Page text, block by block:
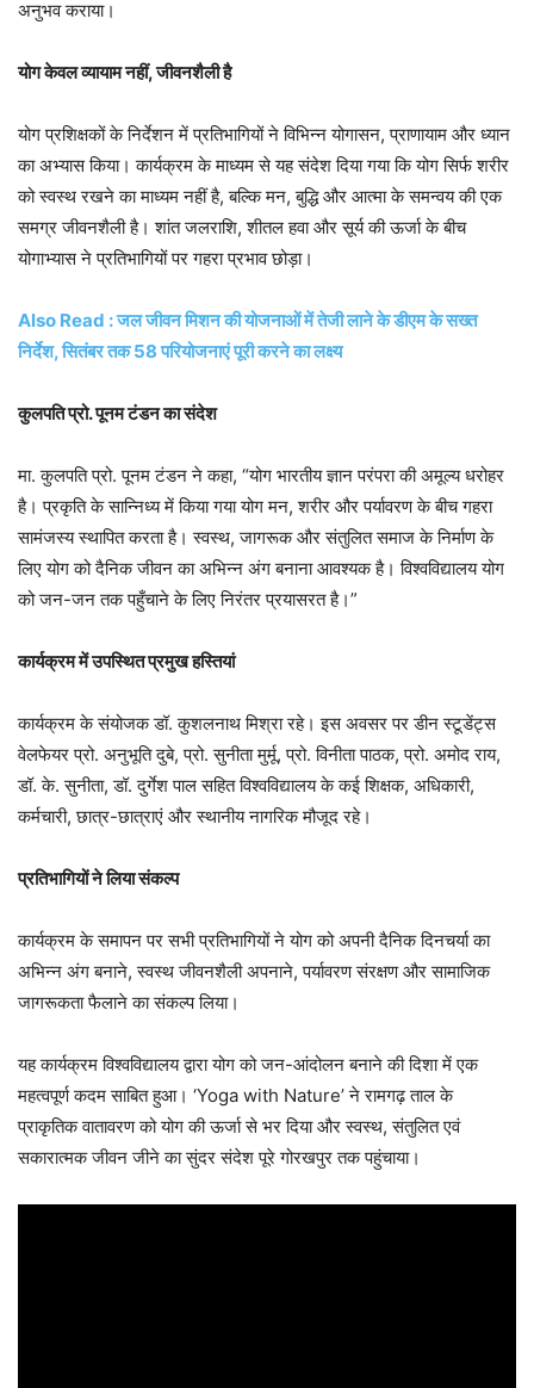
अनुभव कराया।
योग केवल व्यायाम नहीं, जीवनशैली है
योग प्रशिक्षकों के निर्देशन में प्रतिभागियों ने विभिन्न योगासन, प्राणायाम और ध्यान
का अभ्यास किया। कार्यक्रम के माध्यम से यह संदेश दिया गया कि योग सिर्फ शरीर
को स्वस्थ रखने का माध्यम नहीं है, बल्कि मन, बुद्धि और आत्मा के समन्वय की एक
समग्र जीवनशैली है। शांत जलराशि, शीतल हवा और सूर्य की ऊर्जा के बीच
योगाभ्यास ने प्रतिभागियों पर गहरा प्रभाव छोड़ा।
Also Read : जल जीवन मिशन की योजनाओं में तेजी लाने के डीएम के सख्त
निर्देश, सितंबर तक 58 परियोजनाएं पूरी करने का लक्ष्य
कुलपति प्रो. पूनम टंडन का संदेश
मा. कुलपति प्रो. पूनम टंडन ने कहा, “योग भारतीय ज्ञान परंपरा की अमूल्य धरोहर
है। प्रकृति के सान्निध्य में किया गया योग मन, शरीर और पर्यावरण के बीच गहरा
सामंजस्य स्थापित करता है। स्वस्थ, जागरूक और संतुलित समाज के निर्माण के
लिए योग को दैनिक जीवन का अभिन्न अंग बनाना आवश्यक है। विश्वविद्यालय योग
को जन-जन तक पहुँचाने के लिए निरंतर प्रयासरत है।”
कार्यक्रम में उपस्थित प्रमुख हस्तियां
कार्यक्रम के संयोजक डॉ. कुशलनाथ मिश्रा रहे। इस अवसर पर डीन स्टूडेंट्स
वेलफेयर प्रो. अनुभूति दुबे, प्रो. सुनीता मुर्मू, प्रो. विनीता पाठक, प्रो. अमोद राय,
डॉ. के. सुनीता, डॉ. दुर्गेश पाल सहित विश्वविद्यालय के कई शिक्षक, अधिकारी,
कर्मचारी, छात्र-छात्राएं और स्थानीय नागरिक मौजूद रहे।
प्रतिभागियों ने लिया संकल्प
कार्यक्रम के समापन पर सभी प्रतिभागियों ने योग को अपनी दैनिक दिनचर्या का
अभिन्न अंग बनाने, स्वस्थ जीवनशैली अपनाने, पर्यावरण संरक्षण और सामाजिक
जागरूकता फैलाने का संकल्प लिया।
यह कार्यक्रम विश्वविद्यालय द्वारा योग को जन-आंदोलन बनाने की दिशा में एक
महत्वपूर्ण कदम साबित हुआ। ‘Yoga with Nature’ ने रामगढ़ ताल के
प्राकृतिक वातावरण को योग की ऊर्जा से भर दिया और स्वस्थ, संतुलित एवं
सकारात्मक जीवन जीने का सुंदर संदेश पूरे गोरखपुर तक पहुंचाया।